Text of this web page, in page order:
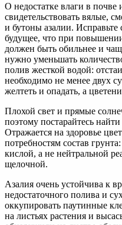
О недостатке влаги в почве
свидетельствовать вялые,
и бутоны азалии.
будущее, что при
должен быть обильнее и
нужно уменьшать
полив жесткой водой:
необходимо не менее двух
желтеть и опадать, а
Плохой свет и прямые
поэтому постарайтесь
Отражается на здоровье
потребностям состав
кислой, а не нейтральной
щелочной.
Азалия очень устойчива к
недостаточного полива и
оккупировать паутинные
на листьях растения и